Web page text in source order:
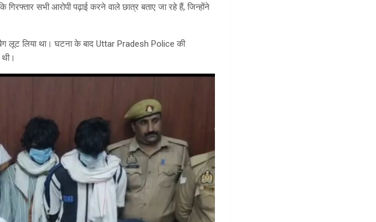
गिरफ्तार सभी आरोपी पढ़ाई करने वाले छात्र बताए जा रहे हैं, जिन्होंने
लूट लिया था। घटना के बाद Uttar Pradesh Police की